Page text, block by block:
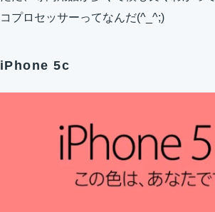
コプロセッサーってなんだ(^_^;)
iPhone 5c